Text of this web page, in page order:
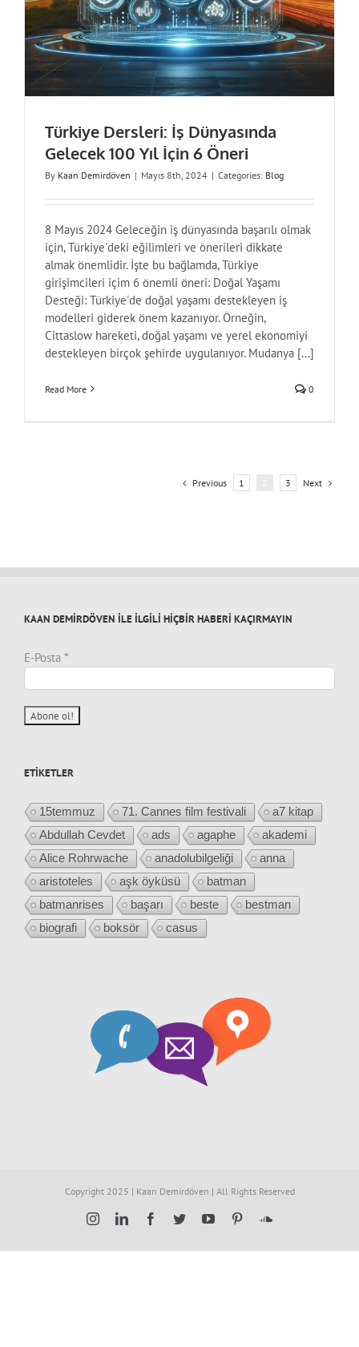
Türkiye Dersleri: İş Dünyasında
Gelecek 100 Yıl İçin 6 Öneri
By Kaan Demirdöven | Mayıs 8th, 2024 | Categories: Blog
8 Mayıs 2024 Geleceğin iş dünyasında başarılı olmak
için, Türkiye'deki eğilimleri ve önerileri dikkate
almak önemlidir. İşte bu bağlamda, Türkiye
girişimcileri içim 6 önemli öneri: Doğal Yaşamı
Desteği: Türkiye'de doğal yaşamı destekleyen iş
modelleri giderek önem kazanıyor. Örneğin,
Cittaslow hareketi, doğal yaşamı ve yerel ekonomiyi
destekleyen birçok şehirde uygulanıyor. Mudanya [...]
Read More 0
Previous 1 3 Next
KAAN DEMİRDÖVEN İLE İLGİLİ HİÇBİR HABERİ KAÇIRMAYIN
E-Posta *
ETIKETLER
15temmuz 71. Cannes film festivali
a7 kitap
Abdullah Cevdet
ads agaphe
akademi
Alice Rohrwache
anadolubilgeliği
anna
aristoteles
aşk öyküsü
batman
batmanrises
başarı beste
bestman
biografi
boksör casus
Copyright 2025 | Kaan Demirdöven | All Rights Reserved
InstagramLinkedInFacebook
TwitterYouTubePinterestSoundCloud